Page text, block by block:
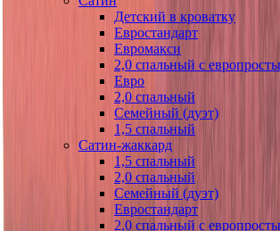
Детский в кроватку
Евростандарт
Евромакси
2,0 спальный с
Евро
2,0 спальный
Семейный (дуэт)
1,5 спальный
Сатин-жаккард
1,5 спальный
2,0 спальный
Семейный (дуэт)
Евростандарт
2,0 спальный с